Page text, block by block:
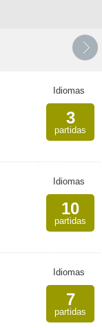
Idiomas
3
partidas
Idiomas
10
partidas
Idiomas
7
partidas